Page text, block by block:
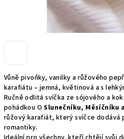
Vůně pivoňky, vanilky a růžového
karafiátu – jemná, květinová a s
Ručně odlitá svíčka ze sójového a
pohádkou OSlunečníku, Měsíčníku
růžový karafiát, který svíčce dodává
romantiky.